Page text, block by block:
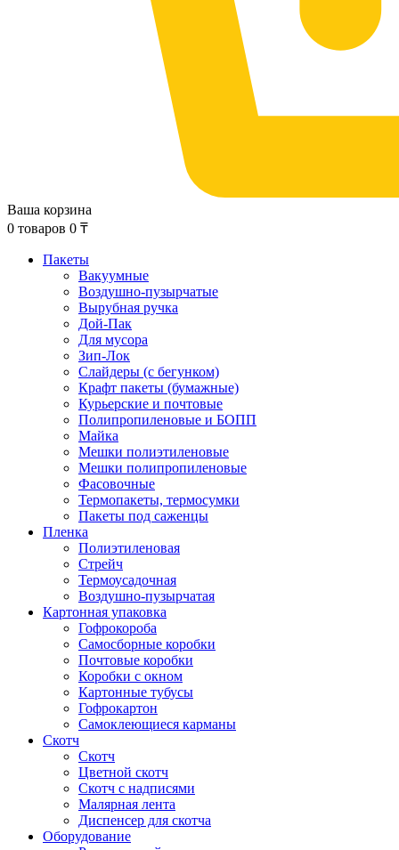
Ваша корзина
0 товаров 0 ₸
Пакеты
Вакуумные
Воздушно-пузырчатые
Вырубная ручка
Дой-Пак
Для мусора
Зип-Лок
Слайдеры (с бегунком)
Крафт пакеты (бумажные)
Курьерские и почтовые
Полипропиленовые и БОПП
Майка
Мешки полиэтиленовые
Мешки полипропиленовые
Фасовочные
Термопакеты, термосумки
Пакеты под саженцы
Пленка
Полиэтиленовая
Стрейч
Термоусадочная
Воздушно-пузырчатая
Картонная упаковка
Гофрокороба
Самосборные коробки
Почтовые коробки
Коробки с окном
Картонные тубусы
Гофрокартон
Самоклеющиеся карманы
Скотч
Скотч
Цветной скотч
Скотч с надписями
Малярная лента
Диспенсер для скотча
Оборудование